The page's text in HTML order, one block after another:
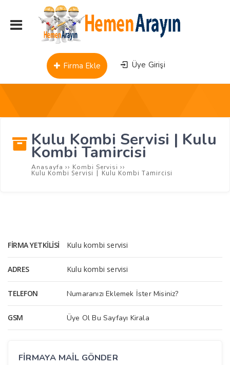
Üye Girişi
Firma Ekle
Kulu Kombi Servisi | Kulu
Kombi Tamircisi
Anasayfa ›› Kombi Servisi ››
Kulu Kombi Servisi | Kulu Kombi Tamircisi
FIRMA YETKILISI Kulu kombi servisi
ADRES Kulu kombi servisi
TELEFON Numaranızı Eklemek İster Misiniz?
GSM Üye Ol Bu Sayfayı Kirala
FİRMAYA MAİL GÖNDER